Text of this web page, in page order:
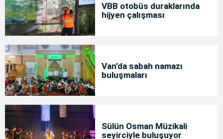
VBB otobüs duraklarında
hijyen çalışması
Van’da sabah namazı
buluşmaları
Sülün Osman Müzikali
seyirciyle buluşuyor